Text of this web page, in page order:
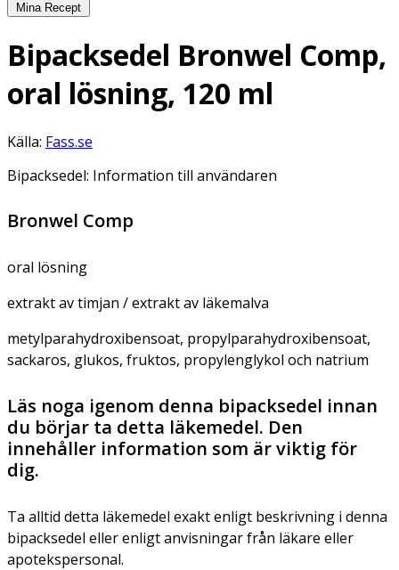
Mina Recept
Bipacksedel Bronwel Comp,
oral lösning, 120 ml
Källa: Fass.se
Bipacksedel: Information till användaren
Bronwel Comp
oral lösning
extrakt av timjan / extrakt av läkemalva
metylparahydroxibensoat, propylparahydroxibensoat,
sackaros, glukos, fruktos, propylenglykol och natrium
Läs noga igenom denna bipacksedel innan
du börjar ta detta läkemedel. Den
innehåller information som är viktig för
dig.
Ta alltid detta läkemedel exakt enligt beskrivning i denna
bipacksedel eller enligt anvisningar från läkare eller
apotekspersonal.